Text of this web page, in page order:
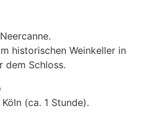
historischen Weinkeller in
dem Schloss.
(ca. 1 Stunde).